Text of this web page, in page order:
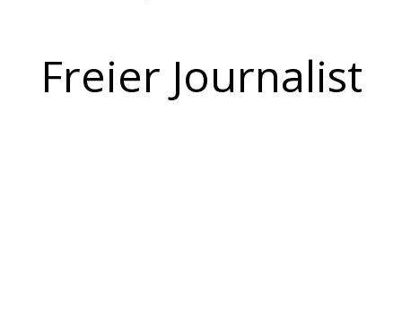
Freier Journalist